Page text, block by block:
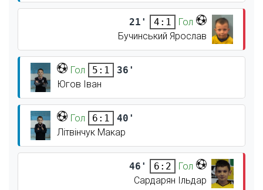
21' 4:1
Гол
Бучинський Ярослав
Гол 5:1
36'
Югов Іван
Гол 6:1
40'
Літвінчук Макар
46' 6:2
Гол
Сардарян Ільдар